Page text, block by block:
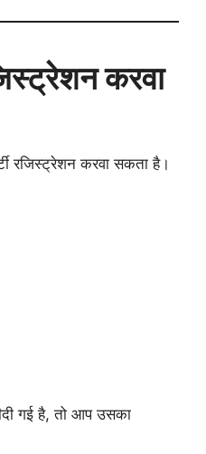
करवा
रजिस्ट्रेशन करवा सकता है।
गई है, तो आप उसका